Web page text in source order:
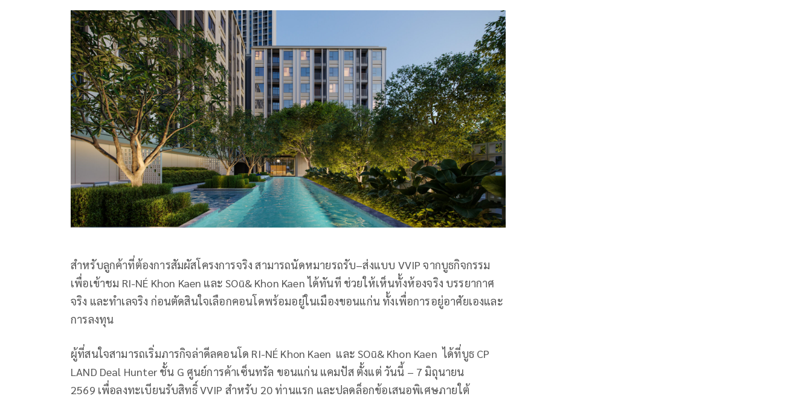
สำหรับลูกค้าที่ต้องการสัมผัสโครงการจริง สามารถนัดหมายรถรับ–ส่งแบบ VVIP จากบูธกิจกรรม
เพื่อเข้าชม RI-NÉ Khon Kaen และ SOū& Khon Kaen ได้ทันที ช่วยให้เห็นทั้งห้องจริง บรรยากาศ
จริง และทำเลจริง ก่อนตัดสินใจเลือกคอนโดพร้อมอยู่ในเมืองขอนแก่น ทั้งเพื่อการอยู่อาศัยเองและ
การลงทุน
ผู้ที่สนใจสามารถเริ่มภารกิจล่าดีลคอนโด RI-NÉ Khon Kaen และ SOū& Khon Kaen ได้ที่บูธ CP
LAND Deal Hunter ชั้น G ศูนย์การค้าเซ็นทรัล ขอนแก่น แคมปัส ตั้งแต่ วันนี้ – 7 มิถุนายน
2569 เพื่อลงทะเบียนรับสิทธิ์ VVIP สำหรับ 20 ท่านแรก และปลดล็อกข้อเสนอพิเศษภายใต้